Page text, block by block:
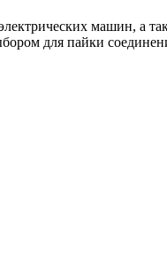
машин, а
для пайки